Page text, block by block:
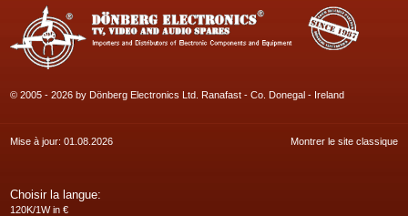
© 2005 - 2026 by Dönberg Electronics Ltd. Ranafast - Co. Donegal - Ireland
Mise à jour: 01.08.2026 Montrer le site classique
Choisir la langue:
120K/1W in €